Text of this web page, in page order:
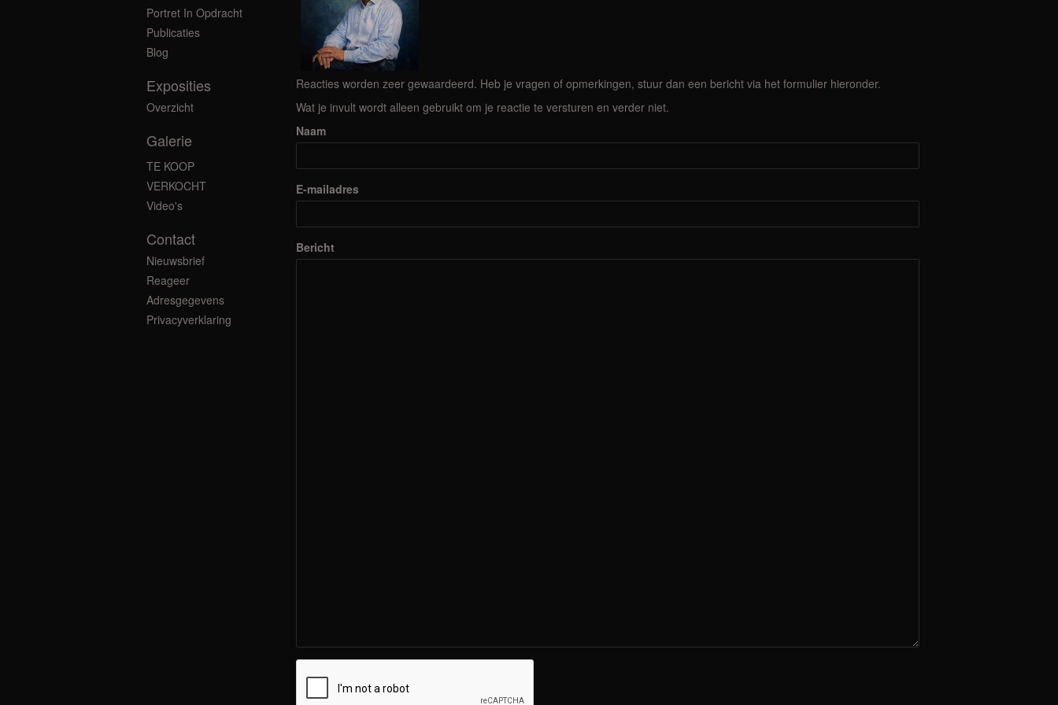
Reacties worden zeer gewaardeerd. Heb je vragen of opmerkingen, stuur dan een bericht via het formulier hieronder.
Wat je invult wordt alleen gebruikt om je reactie te versturen en verder niet.
Naam
E-mailadres
Bericht
Portret In Opdracht
Publicaties
Blog
Exposities
Overzicht
Galerie
TE KOOP
VERKOCHT
Video's
Contact
Nieuwsbrief
Reageer
Adresgegevens
Privacyverklaring